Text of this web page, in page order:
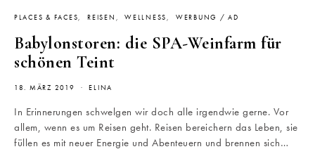
PLACES & FACES REISEN WELLNESS WERBUNG / AD
Babylonstoren: die SPA-Weinfarm für
schönen Teint
18. MÄRZ 2019 ELINA
In Erinnerungen schwelgen wir doch alle irgendwie gerne. Vor
allem, wenn es um Reisen geht. Reisen bereichern das Leben, sie
füllen es mit neuer Energie und Abenteuern und brennen sich…